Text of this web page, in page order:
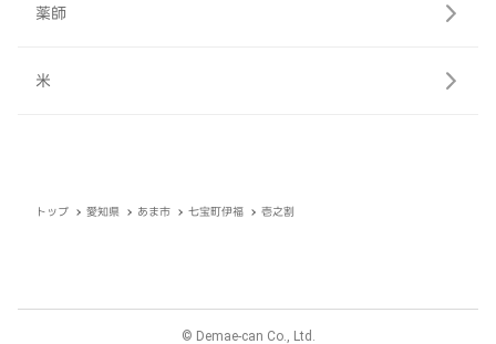
薬師
米
トップ 愛知県 あま市 七宝町伊福 壱之割
© Demae-can Co., Ltd.